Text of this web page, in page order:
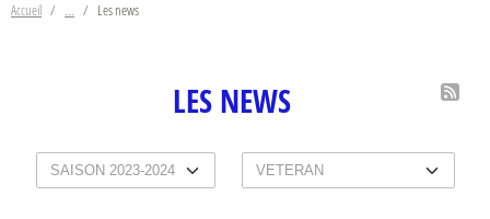
Accueil Les news
LES NEWS